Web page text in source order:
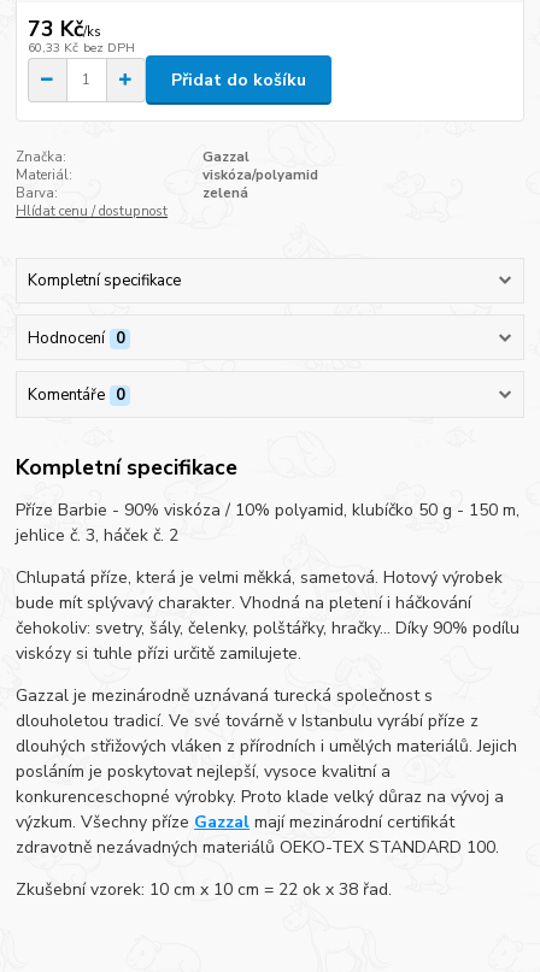
73 Kč/ks
60,33 Kč bez DPH
Přidat do košíku
Značka:
Gazzal
Materiál:
viskóza/polyamid
Barva:
zelená
Hlídat cenu / dostupnost
Kompletní specifikace
Hodnocení 0
Komentáře 0
Kompletní specifikace
Příze Barbie - 90% viskóza / 10% polyamid, klubíčko 50 g - 150 m,
jehlice č. 3, háček č. 2
Chlupatá příze, která je velmi měkká, sametová. Hotový výrobek
bude mít splývavý charakter. Vhodná na pletení i háčkování
čehokoliv: svetry, šály, čelenky, polštářky, hračky... Díky 90% podílu
viskózy si tuhle přízi určitě zamilujete.
Gazzal je mezinárodně uznávaná turecká společnost s
dlouholetou tradicí. Ve své továrně v Istanbulu vyrábí příze z
dlouhých střižových vláken z přírodních i umělých materiálů. Jejich
posláním je poskytovat nejlepší, vysoce kvalitní a
konkurenceschopné výrobky. Proto klade velký důraz na vývoj a
výzkum. Všechny příze Gazzal mají mezinárodní certifikát
zdravotně nezávadných materiálů OEKO-TEX STANDARD 100.
Zkušební vzorek: 10 cm x 10 cm = 22 ok x 38 řad.